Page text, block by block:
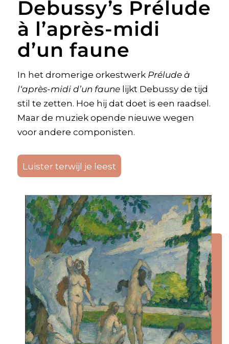
Debussy’s Prélude
à l’après-midi
d’un faune
In het dromerige orkestwerk Prélude à
l‘après-midi d’un faunelijkt Debussy de tijd
stil te zetten. Hoe hij dat doet is een raadsel.
Maar de muziek opende nieuwe wegen
voor andere componisten.
Luister terwijl je leest